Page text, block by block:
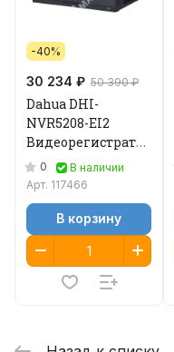
-40%
30 234 ₽ 50 390 ₽
Dahua DHI-
NVR5208-EI2
Видеорегистратор
IP 0
В наличии
Арт. 117466
В корзину